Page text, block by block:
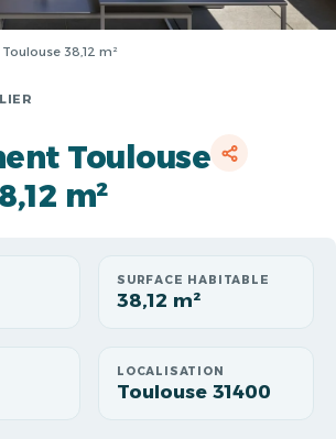
38,12 m²
Toulouse
m²
SURFACE HABITABLE
38,12 m²
LOCALISATION
Toulouse 31400